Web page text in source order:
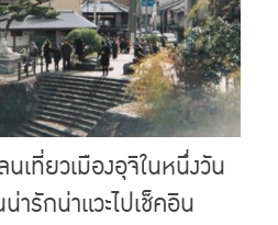
ที่ยวเมืองอุจิในหนึ่งวัน
ารักน่าแวะไปเช็คอิน